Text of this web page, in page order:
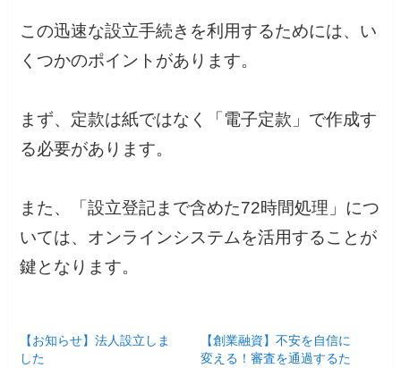
この迅速な設立手続きを利用するためには、い
くつかのポイントがあります。
まず、定款は紙ではなく「電子定款」で作成す
る必要があります。
また、「設立登記まで含めた72時間処理」につ
いては、オンラインシステムを活用することが
鍵となります。
【お知らせ】法人設立しま
した
【創業融資】不安を自信に
変える！審査を通過するた